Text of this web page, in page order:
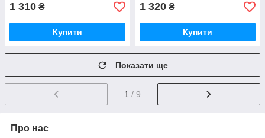
1 310 ₴
Купити
1 320 ₴
Купити
Показати ще
1 / 9
Про нас